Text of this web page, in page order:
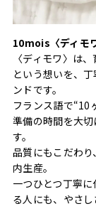
10mois〈ディモ
〈ディモワ〉は
という想いを、
ンドです。
フランス語で“10
準備の時間を大
す。
品質にもこだわ
内生産。
一つひとつ丁寧
る人にも、やさし